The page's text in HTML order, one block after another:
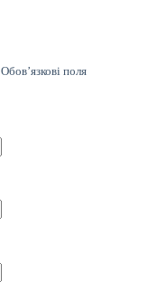
Обов’язкові поля